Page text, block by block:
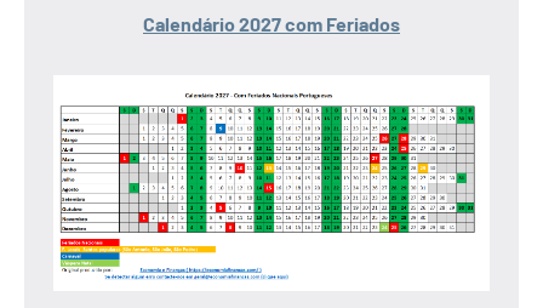
Calendário 2027 com Feriados